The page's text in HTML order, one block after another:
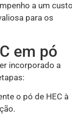
a um
para os
em pó
incorporado a
o pó de HEC à